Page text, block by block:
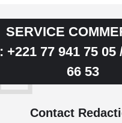
SERVICE
: +221 77 941 75 05
66 53
Contact